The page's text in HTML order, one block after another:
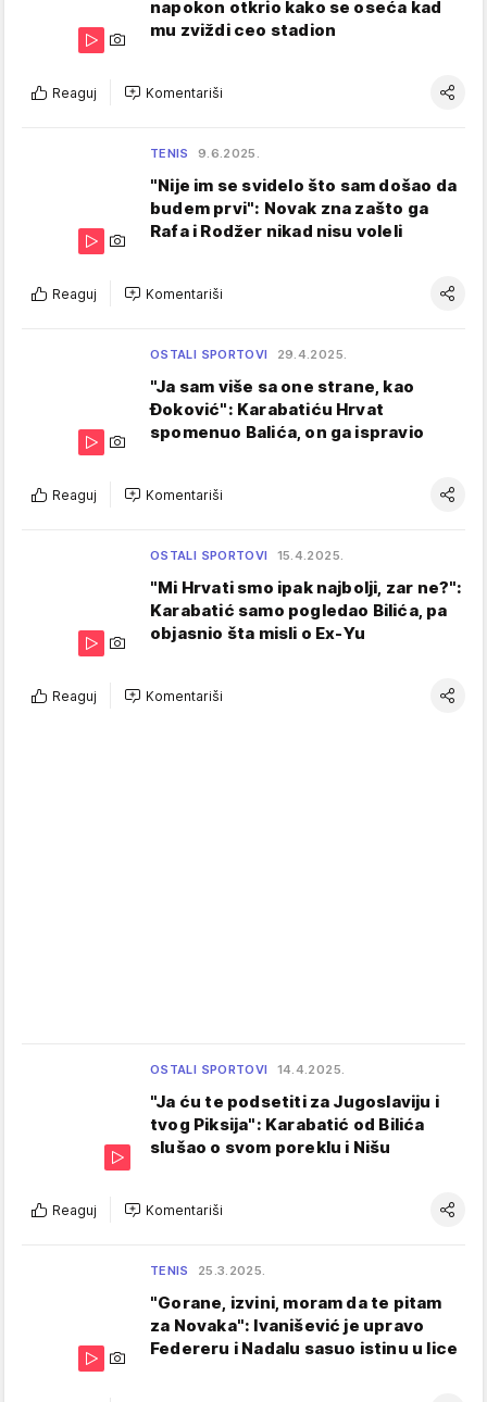
napokon otkrio kako se oseća kad
mu zviždi ceo stadion
Reaguj Komentariši
TENIS 9.6.2025.
"Nije im se svidelo što sam došao da
budem prvi": Novak zna zašto ga
Rafa i Rodžer nikad nisu voleli
Reaguj Komentariši
OSTALI SPORTOVI 29.4.2025.
"Ja sam više sa one strane, kao
Đoković": Karabatiću Hrvat
spomenuo Balića, on ga ispravio
Reaguj Komentariši
OSTALI SPORTOVI 15.4.2025.
"Mi Hrvati smo ipak najbolji, zar ne?":
Karabatić samo pogledao Bilića, pa
objasnio šta misli o Ex-Yu
Reaguj Komentariši
OSTALI SPORTOVI 14.4.2025.
"Ja ću te podsetiti za Jugoslaviju i
tvog Piksija": Karabatić od Bilića
slušao o svom poreklu i Nišu
Reaguj Komentariši
TENIS 25.3.2025.
"Gorane, izvini, moram da te pitam
za Novaka": Ivanišević je upravo
Federeru i Nadalu sasuo istinu u lice